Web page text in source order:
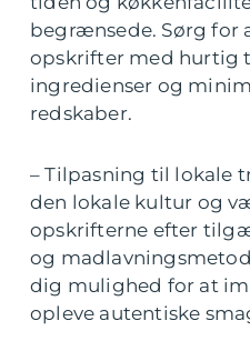
begrænsede. Sørg for
opskrifter med hurtig
ingredienser og
redskaber.
– Tilpasning til lokale
den lokale kultur og
opskrifterne efter
og
dig mulighed for at
opleve autentiske